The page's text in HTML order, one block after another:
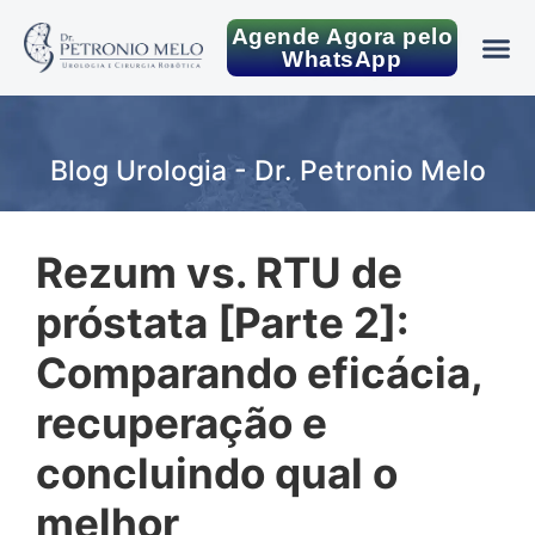
Agende Agora pelo
WhatsApp
Blog Urologia - Dr. Petronio Melo
Rezum vs. RTU de
próstata [Parte 2]:
Comparando eficácia,
recuperação e
concluindo qual o
melhor